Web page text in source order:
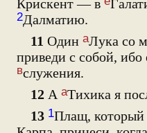
Крискент — в
2Далматию.
11 Один аЛука со
приведи с собой,
вслужения.
12 А аТихика я
13 1Плащ, который